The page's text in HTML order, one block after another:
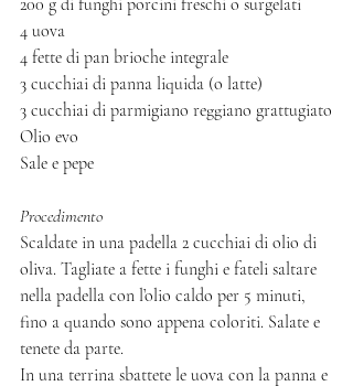
4 uova
4 fette di pan brioche integrale
3 cucchiai di panna liquida (o latte)
3 cucchiai di parmigiano reggiano grattugiato
Olio evo
Sale e pepe
Procedimento
Scaldate in una padella 2 cucchiai di olio di
oliva. Tagliate a fette i funghi e fateli saltare
nella padella con l’olio caldo per 5 minuti,
fino a quando sono appena coloriti. Salate e
tenete da parte.
In una terrina sbattete le uova con la panna e